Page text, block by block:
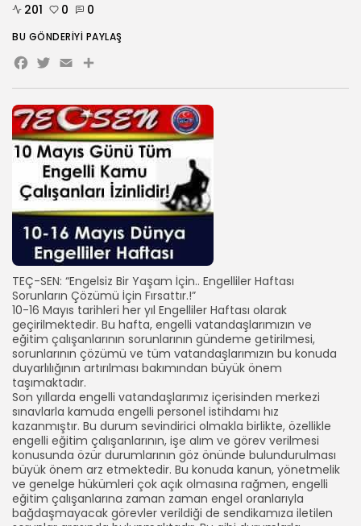
TEÇ-SEN: “Engelsiz Bir Yaşam İçin.. Engelliler Haftası
Sorunların Çözümü İçin Fırsattır.!”
10-16 Mayıs tarihleri her yıl Engelliler Haftası olarak
geçirilmektedir. Bu hafta, engelli vatandaşlarımızın ve
eğitim çalışanlarının sorunlarının gündeme getirilmesi,
sorunlarının çözümü ve tüm vatandaşlarımızın bu konuda
duyarlılığının artırılması bakımından büyük önem
taşımaktadır.
Son yıllarda engelli vatandaşlarımız içerisinden merkezi
sınavlarla kamuda engelli personel istihdamı hız
kazanmıştır. Bu durum sevindirici olmakla birlikte, özellikle
engelli eğitim çalışanlarının, işe alım ve görev verilmesi
konusunda özür durumlarının göz önünde bulundurulması
büyük önem arz etmektedir. Bu konuda kanun, yönetmelik
ve genelge hükümleri çok açık olmasına rağmen, engelli
eğitim çalışanlarına zaman zaman engel oranlarıyla
bağdaşmayacak görevler verildiği de sendikamıza iletilen
201 0 0
BU GÖNDERIYI PAYLAŞ
Facebook
Twitter
EmailShare